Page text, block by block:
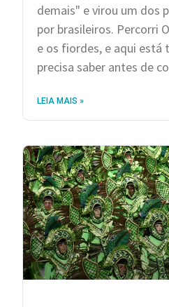
demais" e virou um dos
por brasileiros. Percorri
e os fiordes, e aqui está
precisa saber antes de
LEIA MAIS »